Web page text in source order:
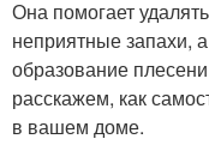
Она помогает
неприятные запахи,
образование
расскажем, как
в вашем доме.